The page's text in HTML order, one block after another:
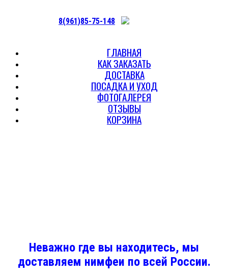
8(961)85-75-148
ГЛАВНАЯ
КАК ЗАКАЗАТЬ
ДОСТАВКА
ПОСАДКА И УХОД
ФОТОГАЛЕРЕЯ
ОТЗЫВЫ
КОРЗИНА
Неважно где вы находитесь, мы
доставляем нимфеи по всей России.